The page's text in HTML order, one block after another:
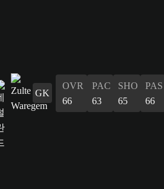
GK
OVR
66
PAC
63
SHO
65
PAS
66